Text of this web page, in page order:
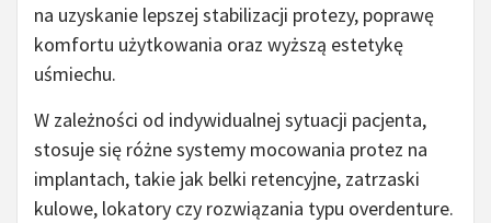
na uzyskanie lepszej stabilizacji protezy, poprawę
komfortu użytkowania oraz wyższą estetykę
uśmiechu.
W zależności od indywidualnej sytuacji pacjenta,
stosuje się różne systemy mocowania protez na
implantach, takie jak belki retencyjne, zatrzaski
kulowe, lokatory czy rozwiązania typu overdenture.